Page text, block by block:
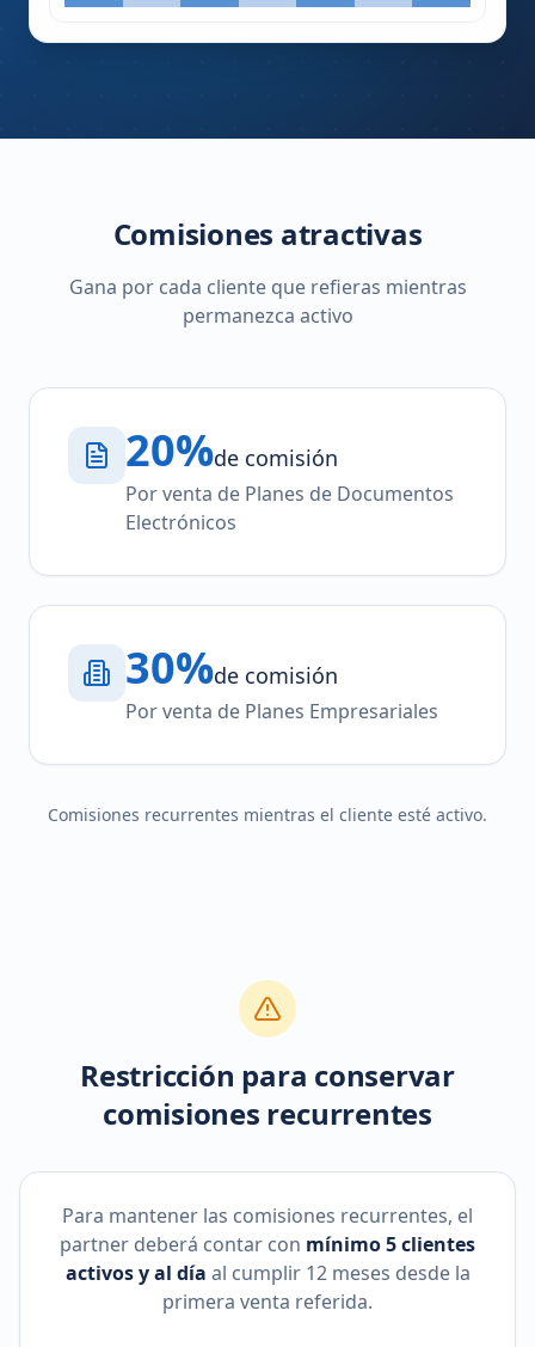
Comisiones atractivas
Gana por cada cliente que refieras mientras
permanezca activo
20%de comisión
Por venta de Planes de Documentos
Electrónicos
30%de comisión
Por venta de Planes Empresariales
Comisiones recurrentes mientras el cliente esté activo.
Restricción para conservar
comisiones recurrentes
Para mantener las comisiones recurrentes, el
partner deberá contar con mínimo 5 clientes
activos y al día al cumplir 12 meses desde la
primera venta referida.